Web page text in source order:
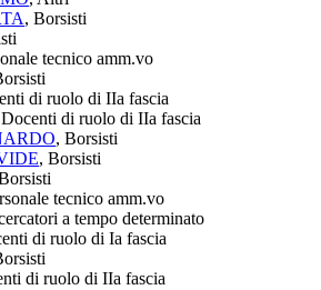
, Borsisti
tecnico amm.vo
di ruolo di IIa fascia
di ruolo di IIa fascia
, Borsisti
, Borsisti
tecnico amm.vo
a tempo determinato
di ruolo di Ia fascia
di ruolo di IIa fascia